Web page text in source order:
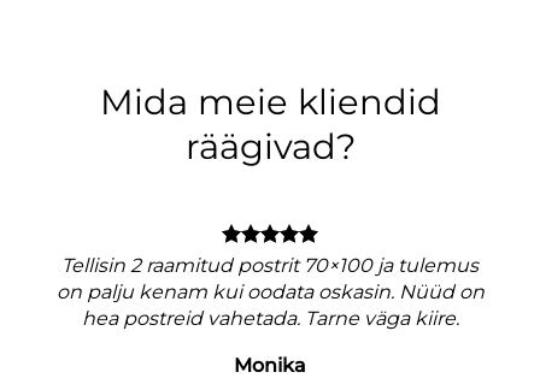
Mida meie kliendid
räägivad?
Tellisin 2 raamitud postrit 70×100 ja tulemus
on palju kenam kui oodata oskasin. Nüüd on
hea postreid vahetada. Tarne väga kiire.
Monika